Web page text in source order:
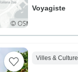
Voyagiste
Villes & Culture